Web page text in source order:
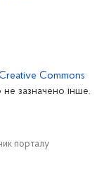
Commons
не зазначено інше.
порталу